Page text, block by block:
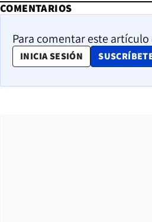
COMENTARIOS
Para comentar este
INICIA SESIÓN OPENS IN